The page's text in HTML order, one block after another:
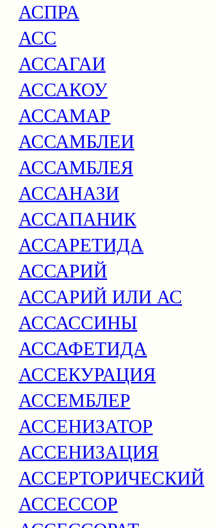
АСПРА
АСС
АССАГАИ
АССАКОУ
АССАМАР
АССАМБЛЕИ
АССАМБЛЕЯ
АССАНАЗИ
АССАПАНИК
АССАРЕТИДА
АССАРИЙ
АССАРИЙ ИЛИ АС
АССАССИНЫ
АССАФЕТИДА
АССЕКУРАЦИЯ
АССЕМБЛЕР
АССЕНИЗАТОР
АССЕНИЗАЦИЯ
АССЕРТОРИЧЕСКИЙ
АССЕССОР